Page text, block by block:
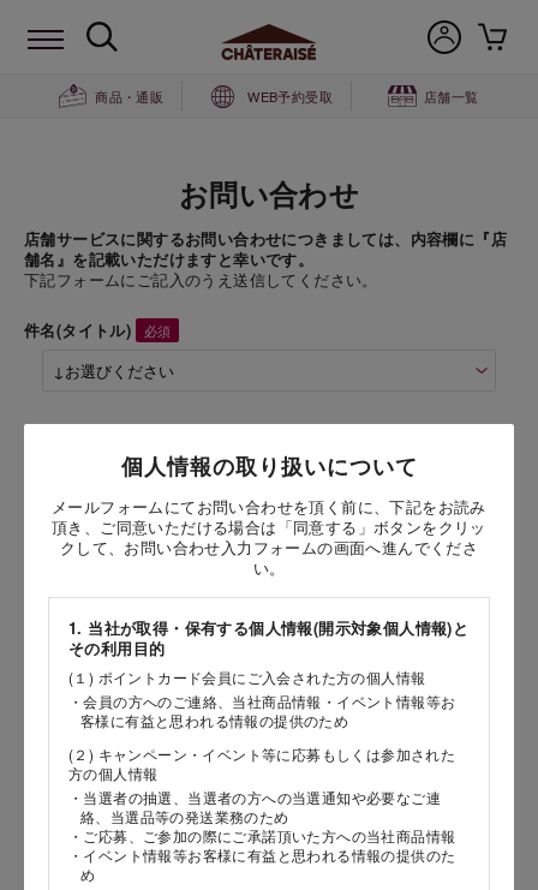
商品・通販 WEB予約受取 店舗一覧
お問い合わせ
店舗サービスに関するお問い合わせにつきましては、内容欄に『店
舗名』を記載いただけますと幸いです。
下記フォームにご記入のうえ送信してください。
個人情報の取り扱いについて
メールフォームにてお問い合わせを頂く前に、下記をお読み
頂き、ご同意いただける場合は「同意する」ボタンをクリッ
クして、お問い合わせ入力フォームの画面へ進んでくださ
い。
1. 当社が取得・保有する個人情報(開示対象個人情報)と
その利用目的
(１) ポイントカード会員にご入会された方の個人情報
・会員の方へのご連絡、当社商品情報・イベント情報等お
客様に有益と思われる情報の提供のため
(２) キャンペーン・イベント等に応募もしくは参加された
方の個人情報
・当選者の抽選、当選者の方への当選通知や必要なご連
絡、当選品等の発送業務のため
・ご応募、ご参加の際にご承諾頂いた方への当社商品情報
・イベント情報等お客様に有益と思われる情報の提供のた
め
件名(タイトル)
八ヶ岳南牧村契約牧場しぼりたて牛乳バー 1本
お問い合わせ時氏名
［名］
（全角で入力してください）
お問い合わせ時氏名（カナ）
［セイ］
［メイ］
（全角で入力してください）